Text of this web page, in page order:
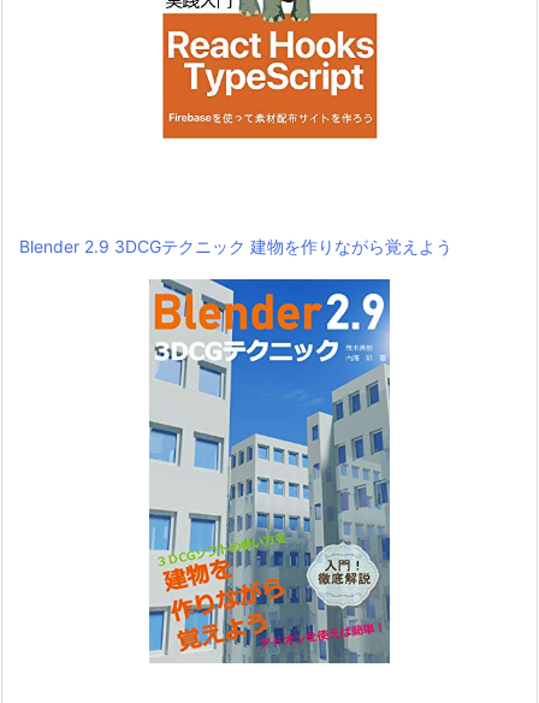
Blender 2.9 3DCGテクニック 建物を作りながら覚えよう